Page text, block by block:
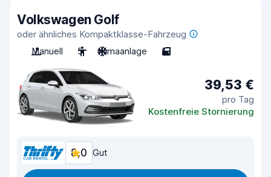
Volkswagen Golf
oder ähnliches Kompaktklasse-Fahrzeug
Manuell
5 Klimaanlage 5
39,53 €
pro Tag
Kostenfreie Stornierung
8,0 Gut